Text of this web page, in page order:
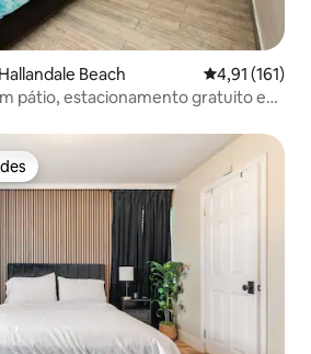
Beach 4,91 de uma
4,91 (161)
pátio, estacionamento gratuito e